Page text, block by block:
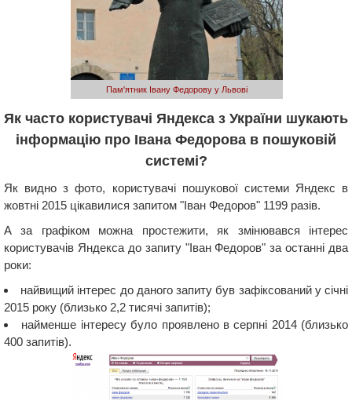
Пам'ятник Івану Федорову у Львові
Як часто користувачі Яндекса з України шукають
інформацію про Івана Федорова в пошуковій
системі?
Як видно з фото, користувачі пошукової системи Яндекс в
жовтні 2015 цікавилися запитом "Іван Федоров" 1199 разів.
А за графіком можна простежити, як змінювався інтерес
користувачів Яндекса до запиту "Іван Федоров" за останні два
роки:
найвищий інтерес до даного запиту був зафіксований у січні
2015 року (близько 2,2 тисячі запитів);
найменше інтересу було проявлено в серпні 2014 (близько
400 запитів).